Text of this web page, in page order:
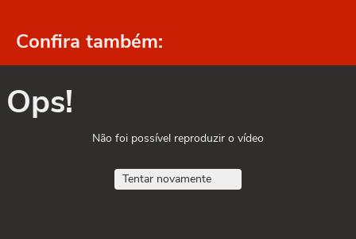
Confira também:
Ops!
Não foi possível reproduzir o vídeo
Tentar novamente